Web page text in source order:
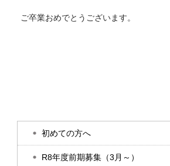
ご卒業おめでとうございます。
初めての方へ
R8年度前期募集（3月～）